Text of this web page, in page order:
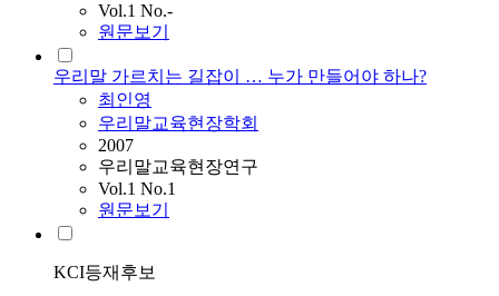
Vol.1 No.-
원문보기
우리말 가르치는 길잡이 … 누가 만들어야 하나?
최인영
우리말교육현장학회
2007
우리말교육현장연구
Vol.1 No.1
원문보기
KCI등재후보